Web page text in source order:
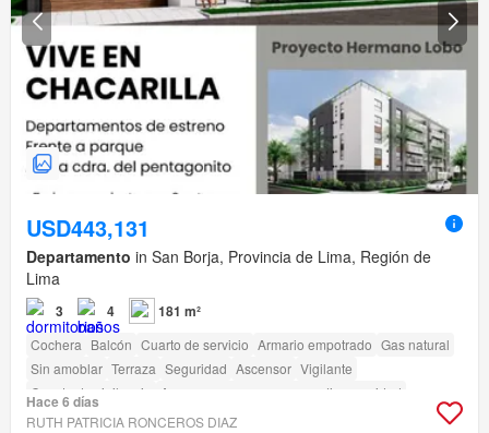
USD443,131
Departamento in San Borja, Provincia de Lima, Región de
Lima
3 4 181 m²
Cochera Balcón Cuarto de servicio Armario empotrado Gas natural
Sin amoblar Terraza Seguridad Ascensor Vigilante
Caseta de vigilancia
Acceso para personas con discapacidad
Hace 6 días
RUTH PATRICIA RONCEROS DIAZ